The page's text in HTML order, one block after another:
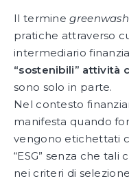
Il termine
pratiche attraverso
intermediario
“sostenibili” attività
sono solo in parte.
Nel contesto
manifesta quando
vengono etichettati
“ESG” senza che
nei criteri di